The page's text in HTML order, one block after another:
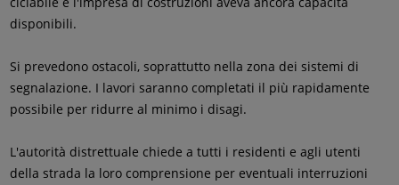
disponibili.
Si prevedono ostacoli, soprattutto nella zona dei sistemi di
segnalazione. I lavori saranno completati il più rapidamente
possibile per ridurre al minimo i disagi.
L'autorità distrettuale chiede a tutti i residenti e agli utenti
della strada la loro comprensione per eventuali interruzioni